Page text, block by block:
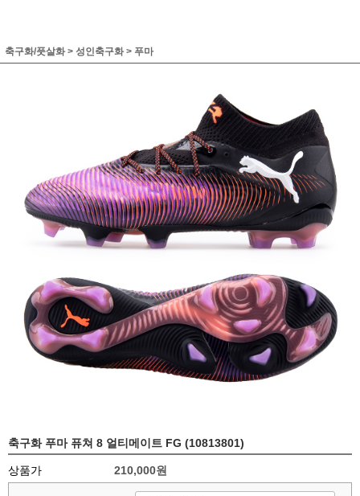
축구화/풋살화 > 성인축구화 > 푸마
축구화 푸마 퓨쳐 8 얼티메이트 FG (10813801)
상품가 210,000원